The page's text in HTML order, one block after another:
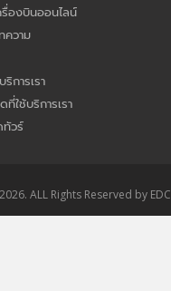
องบินออนไลน์
ความ
การเรา
ที่ใช้บริการเรา
ทัวร์
ALL Rights Reserved by